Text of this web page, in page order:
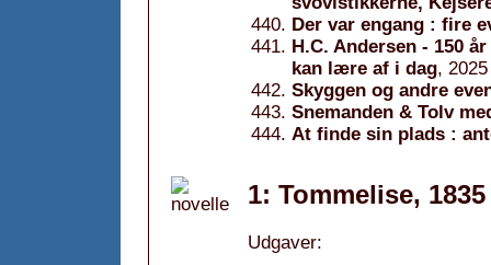
Der var engang : fire
H.C. Andersen - 150
kan lære af i dag, 2025
Skyggen og andre
Snemanden & Tolv
At finde sin plads :
1: Tommelise, 1835
Udgaver: